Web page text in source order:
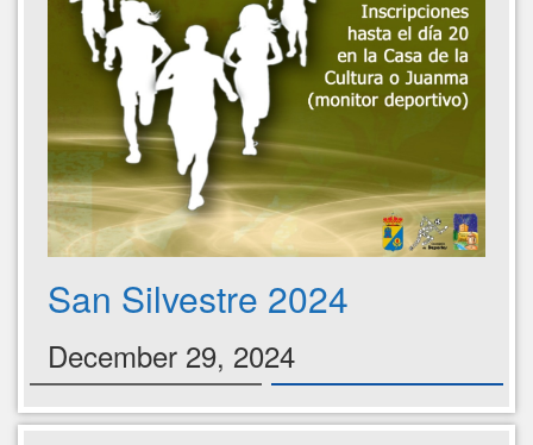
San Silvestre 2024
December 29, 2024